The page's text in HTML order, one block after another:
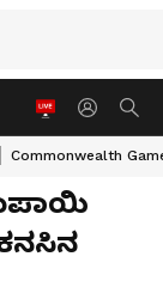
Commonwealth